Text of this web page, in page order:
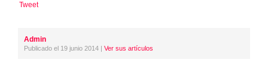
Tweet
Admin
Publicado el 19 junio 2014 | Ver sus artículos